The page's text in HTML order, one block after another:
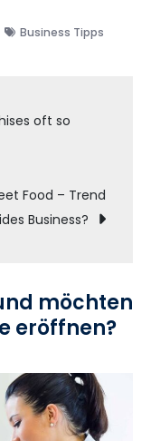
Business Tipps
oft so
Food – Trend
Business?
möchten
eröffnen?